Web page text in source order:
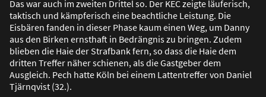
Das war auch im zweiten Drittel so. Der KEC zeigte läuferisch,
taktisch und kämpferisch eine beachtliche Leistung. Die
Eisbären fanden in dieser Phase kaum einen Weg, um Danny
aus den Birken ernsthaft in Bedrängnis zu bringen. Zudem
blieben die Haie der Strafbank fern, so dass die Haie dem
dritten Treffer näher schienen, als die Gastgeber dem
Ausgleich. Pech hatte Köln bei einem Lattentreffer von Daniel
Tjärnqvist (32.).